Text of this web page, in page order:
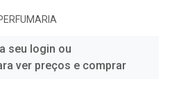
seu login ou
ver preços e comprar